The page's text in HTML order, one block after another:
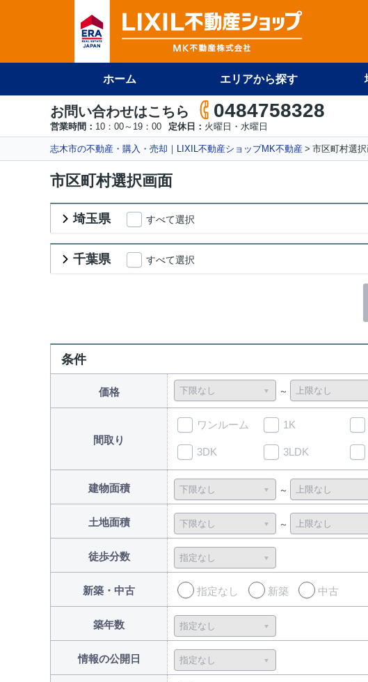
ホーム エリアから探す
お問い合わせはこちら 0484758328
営業時間： 10：00～19：00 定休日： 火曜日・水曜日
志木市の不動産・購入・売却｜LIXIL不動産ショップMK不動産 市区町村選
市区町村選択画面
埼玉県 すべて選択
千葉県 すべて選択
条件
価格
間取り
ワンルーム 1K
3DK 3LDK
建物面積
土地面積
徒歩分数
新築・中古 指定なし 新築 中古
築年数
情報の公開日